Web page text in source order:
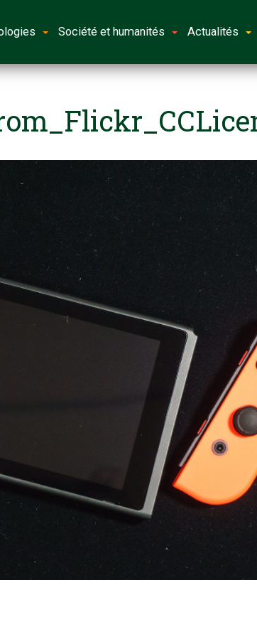
Société et humanités Actualités